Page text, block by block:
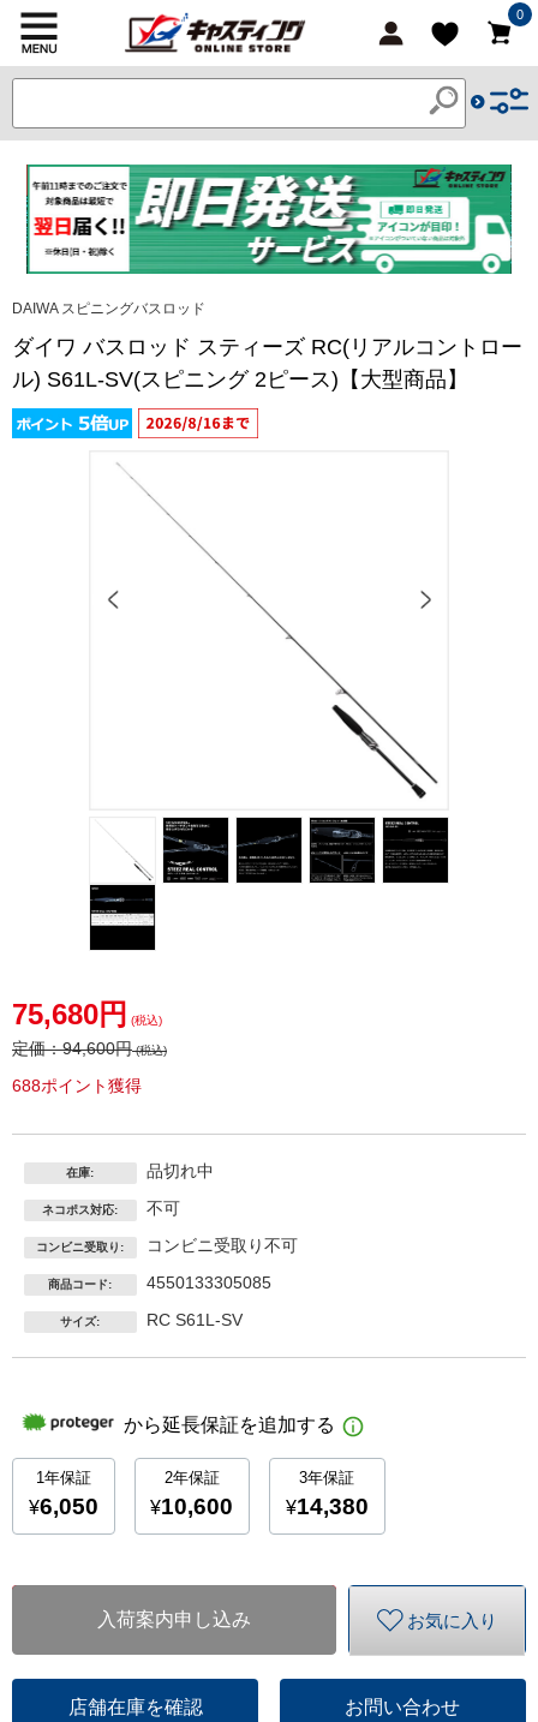
0
DAIWA スピニングバスロッド
ダイワ バスロッド スティーズ RC(リアルコントロー
ル) S61L-SV(スピニング 2ピース)【大型商品】
75,680円 (税込)
定価：94,600円(税込)
688ポイント獲得
在庫: 品切れ中
ネコポス対応: 不可
コンビニ受取り: コンビニ受取り不可
商品コード: 4550133305085
サイズ: RC S61L-SV
入荷案内申し込み お気に入り
店舗在庫を確認 お問い合わせ